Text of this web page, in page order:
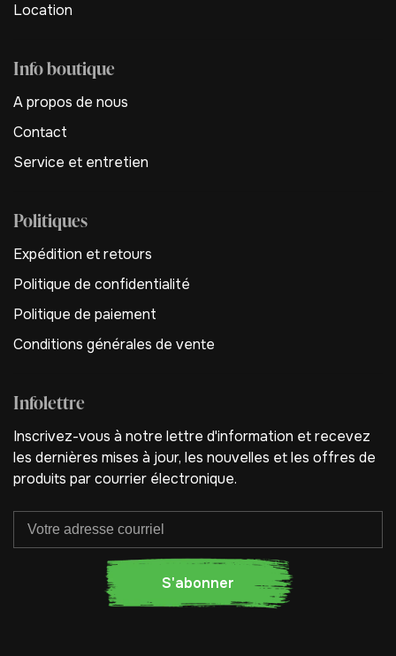
Location
Info boutique
A propos de nous
Contact
Service et entretien
Politiques
Expédition et retours
Politique de confidentialité
Politique de paiement
Conditions générales de vente
Infolettre
Inscrivez-vous à notre lettre d'information et recevez
les dernières mises à jour, les nouvelles et les offres de
produits par courrier électronique.
S'abonner